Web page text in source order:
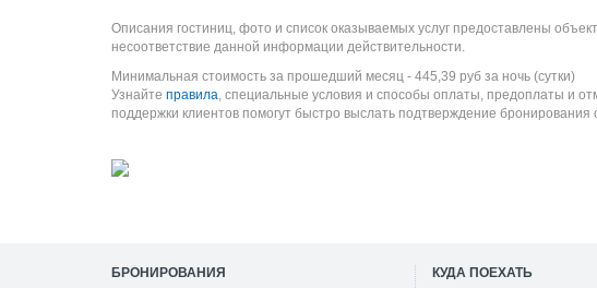
Описания гостиниц, фото и список оказываемых услуг предоставлены
несоответствие данной информации действительности.
Минимальная стоимость за прошедший месяц - 445,39 руб за ночь (сутки)
Узнайте правила, специальные условия и способы оплаты, предоплаты и
поддержки клиентов помогут быстро выслать подтверждение
БРОНИРОВАНИЯ КУДА ПОЕХАТЬ